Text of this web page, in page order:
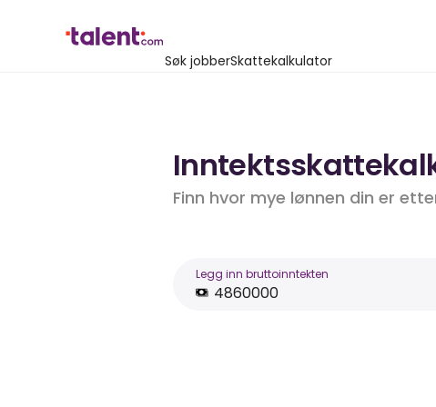
Søk jobberSkattekalkulator
Finn hvor mye lønnen din er
Legg inn bruttoinntekten